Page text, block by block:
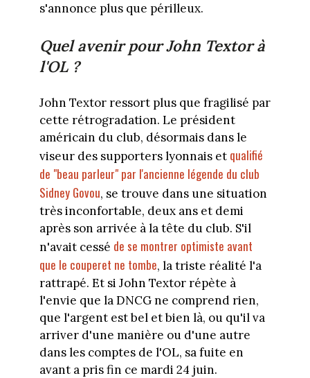
s'annonce plus que périlleux.
Quel avenir pour John Textor à
l'OL ?
John Textor ressort plus que fragilisé par
cette rétrogradation. Le président
américain du club, désormais dans le
viseur des supporters lyonnais et qualifié
de "beau parleur" par l'ancienne légende du club
Sidney Govou, se trouve dans une situation
très inconfortable, deux ans et demi
après son arrivée à la tête du club. S'il
n'avait cessé de se montrer optimiste avant
que le couperet ne tombe, la triste réalité l'a
rattrapé. Et si John Textor répète à
l'envie que la DNCG ne comprend rien,
que l'argent est bel et bien là, ou qu'il va
arriver d'une manière ou d'une autre
dans les comptes de l'OL, sa fuite en
avant a pris fin ce mardi 24 juin.